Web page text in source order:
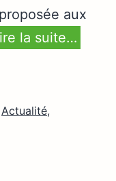
aux
la suite…
Actualité,